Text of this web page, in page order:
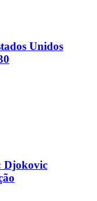
Unidos
Djokovic